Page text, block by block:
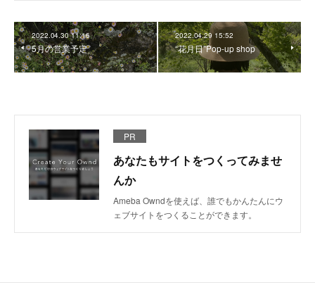
2022.04.30 11:16
5月の営業予定
2022.04.29 15:52
“花月日”Pop-up shop
PR
あなたもサイトをつくってみませ
んか
Ameba Owndを使えば、誰でもかんたんにウ
ェブサイトをつくることができます。